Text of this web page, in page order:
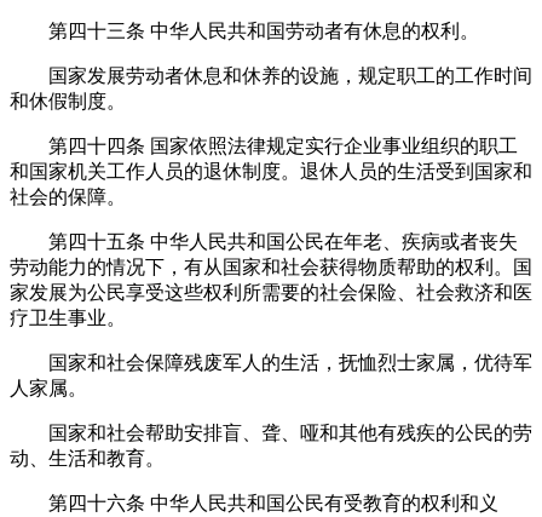
第四十三条 中华人民共和国劳动者有休息的权利。
国家发展劳动者休息和休养的设施，规定职工的工作时间
和休假制度。
第四十四条 国家依照法律规定实行企业事业组织的职工
和国家机关工作人员的退休制度。退休人员的生活受到国家和
社会的保障。
第四十五条 中华人民共和国公民在年老、疾病或者丧失
劳动能力的情况下，有从国家和社会获得物质帮助的权利。国
家发展为公民享受这些权利所需要的社会保险、社会救济和医
疗卫生事业。
国家和社会保障残废军人的生活，抚恤烈士家属，优待军
人家属。
国家和社会帮助安排盲、聋、哑和其他有残疾的公民的劳
动、生活和教育。
第四十六条 中华人民共和国公民有受教育的权利和义